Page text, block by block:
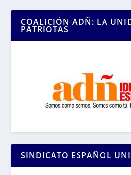
COALICIÓN ADÑ: LA
PATRIOTAS
SINDICATO ESPAÑOL